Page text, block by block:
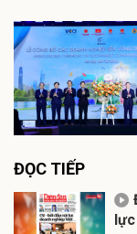
ĐỌC TIẾP